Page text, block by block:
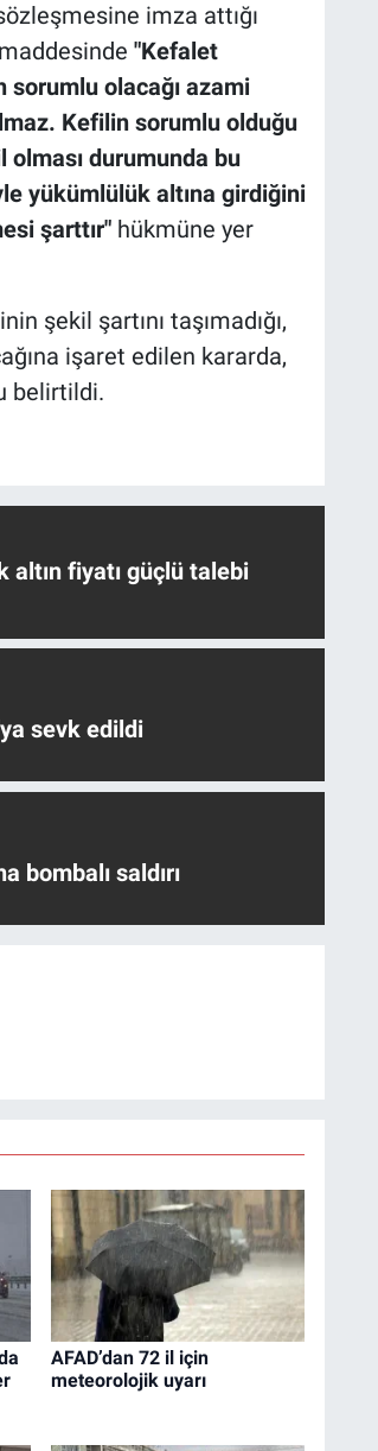
imza attığı
"Kefalet
sorumlu olacağı azami
Kefilin sorumlu olduğu
durumunda bu
yükümlülük altına girdiğini
şarttır" hükmüne yer
şekil şartını taşımadığı,
işaret edilen kararda,
belirtildi.
altın fiyatı güçlü talebi
sevk edildi
bombalı saldırı
AFAD’dan 72 il için
meteorolojik uyarı